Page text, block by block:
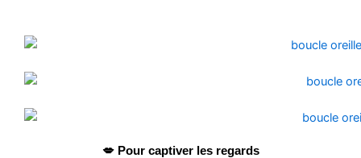
💋 Pour captiver les regards